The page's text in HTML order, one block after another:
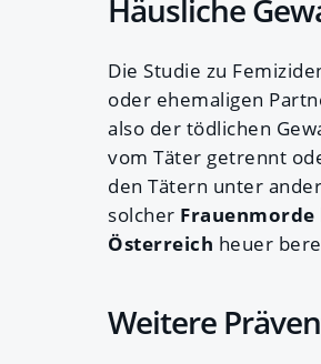
Häusliche
Die Studie zu
oder ehemaligen
also der tödlichen
vom Täter getrennt
den Tätern unter
solcher Frauenmorde
Österreich heuer
Weitere